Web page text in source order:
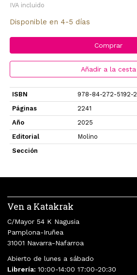
IVA incluido
Disponible en 4-5 días
Comprar
Añadir a la cesta
ISBN
978-84-272-5192-2
Páginas
2241
Año
2025
Editorial
Molino
Sección
Ven a Katakrak
C/Mayor 54 K Nagusia
Pamplona-Iruñea
31001 Navarra-Nafarroa
Abierto de lunes a sábado
Librería: 10:00-14:00 17:00-20:30